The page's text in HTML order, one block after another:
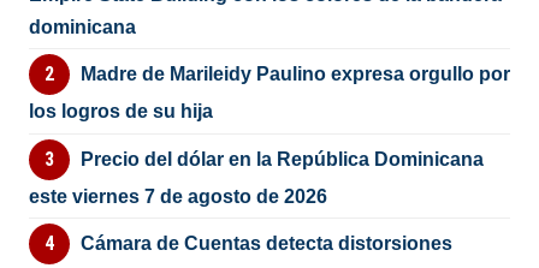
dominicana
Madre de Marileidy Paulino expresa orgullo por
los logros de su hija
Precio del dólar en la República Dominicana
este viernes 7 de agosto de 2026
Cámara de Cuentas detecta distorsiones